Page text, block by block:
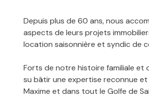
Depuis plus de 60 ans, nous
aspects de leurs projets
location saisonnière et syndic de
Forts de notre histoire familiale et
su bâtir une expertise reconnue et
Maxime et dans tout le Golfe de